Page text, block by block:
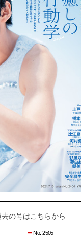
去の号はこちらから
No. 2505